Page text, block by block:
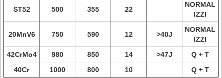
ST52 500 355 22
NORMAL
IZZI
20MnV6 750 590 12 >40J
NORMAL
IZZI
42CrMo4
980 850 14 >47J
Q + T
40Cr
1000 800 10
Q + T